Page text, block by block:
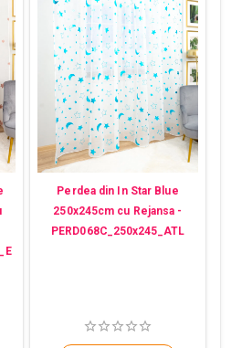
Perdea din In Star Blue
250x245cm cu Rejansa -
PERD068C_250x245_ATL